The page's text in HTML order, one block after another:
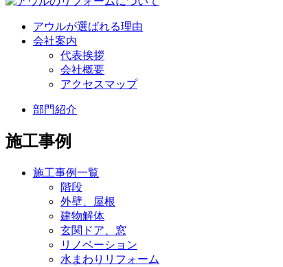
アウルが選ばれる理由
会社案内
代表挨拶
会社概要
アクセスマップ
部門紹介
施工事例
施工事例一覧
階段
外壁、屋根
建物解体
玄関ドア、窓
リノベーション
水まわりリフォーム